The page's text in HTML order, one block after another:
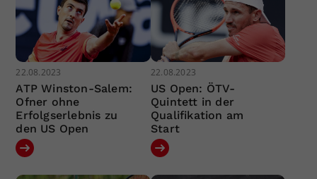
22.08.2023
ATP Winston-Salem:
Ofner ohne
Erfolgserlebnis zu
den US Open
22.08.2023
US Open: ÖTV-
Quintett in der
Qualifikation am
Start